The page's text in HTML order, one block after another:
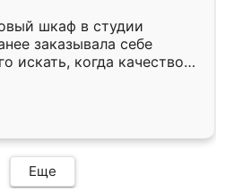
шкаф в студии
заказывала себе
искать, когда качеством
Служит кухня уже почти
нет.
Еще